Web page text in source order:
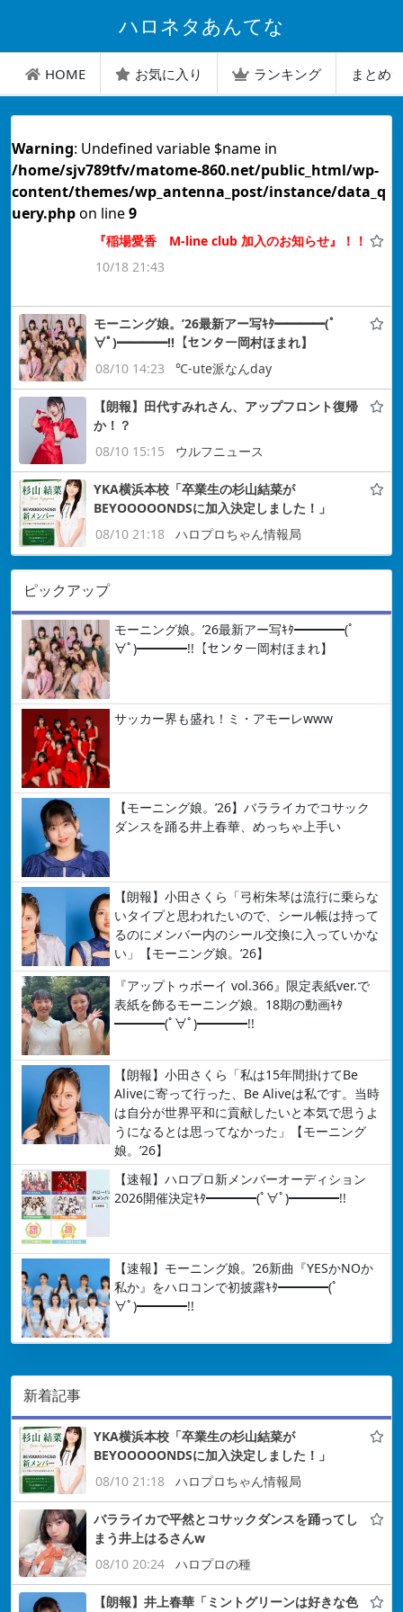
ハロネタあんてな
HOME お気に入り ランキング まとめ
Warning: Undefined variable $name in
/home/sjv789tfv/matome-860.net/public_html/wp-
content/themes/wp_antenna_post/instance/data_q
uery.phpon line9
『稲場愛香 M-line club 加入のお知らせ』！！
10/18 21:43
モーニング娘。’26最新アー写ｷﾀ━━━━(ﾟ
∀ﾟ)━━━━!!【センター岡村ほまれ】
08/10 14:23
℃-ute派なんday
【朗報】田代すみれさん、アップフロント復帰
か！？
08/10 15:15
ウルフニュース
YKA横浜本校「卒業生の杉山結菜が
BEYOOOOONDSに加入決定しました！」
08/10 21:18
ハロプロちゃん情報局
ピックアップ
モーニング娘。’26最新アー写ｷﾀ━━━━(ﾟ
∀ﾟ)━━━━!!【センター岡村ほまれ】
サッカー界も盛れ！ミ・アモーレwww
【モーニング娘。’26】バラライカでコサック
ダンスを踊る井上春華、めっちゃ上手い
【朗報】小田さくら「弓桁朱琴は流行に乗らな
いタイプと思われたいので、シール帳は持って
るのにメンバー内のシール交換に入っていかな
い」【モーニング娘。’26】
『アップトゥボーイ vol.366』限定表紙ver.で
表紙を飾るモーニング娘。18期の動画ｷﾀ
━━━━(ﾟ∀ﾟ)━━━━!!
【朗報】小田さくら「私は15年間掛けてBe
Aliveに寄って行った、Be Aliveは私です。当時
は自分が世界平和に貢献したいと本気で思うよ
うになるとは思ってなかった」【モーニング
娘。’26】
【速報】ハロプロ新メンバーオーディション
2026開催決定ｷﾀ━━━━(ﾟ∀ﾟ)━━━━!!
【速報】モーニング娘。’26新曲『YESかNOか
私か』をハロコンで初披露ｷﾀ━━━━(ﾟ
∀ﾟ)━━━━!!
新着記事
YKA横浜本校「卒業生の杉山結菜が
BEYOOOOONDSに加入決定しました！」
08/10 21:18
ハロプロちゃん情報局
バラライカで平然とコサックダンスを踊ってし
まう井上はるさんw
08/10 20:24
ハロプロの種
【朗報】井上春華「ミントグリーンは好きな色